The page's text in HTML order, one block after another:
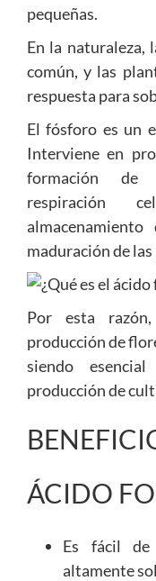
pequeñas.
En la naturaleza,
común, y las
respuesta para
El fósforo es un
Interviene en
formación de
respiración
maduración de
Por esta
producción de
siendo
producción de
ÁCIDO
Es fácil
altamente